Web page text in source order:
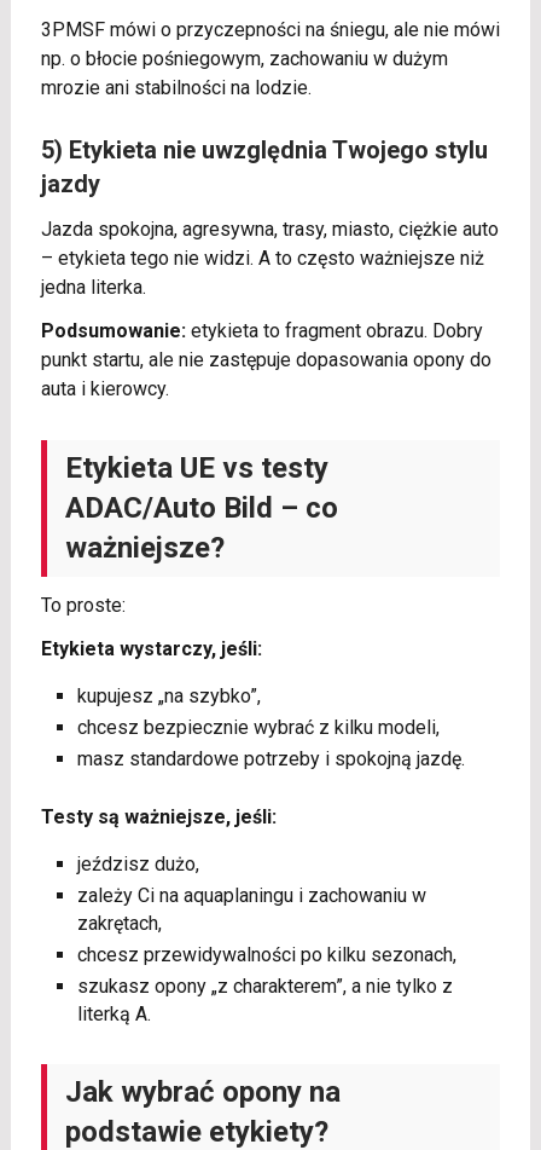
3PMSF mówi o przyczepności na śniegu, ale nie mówi
np. o błocie pośniegowym, zachowaniu w dużym
mrozie ani stabilności na lodzie.
5) Etykieta nie uwzględnia Twojego stylu
jazdy
Jazda spokojna, agresywna, trasy, miasto, ciężkie auto
– etykieta tego nie widzi. A to często ważniejsze niż
jedna literka.
Podsumowanie:etykieta to fragment obrazu. Dobry
punkt startu, ale nie zastępuje dopasowania opony do
auta i kierowcy.
Etykieta UE vs testy
ADAC/Auto Bild – co
ważniejsze?
To proste:
Etykieta wystarczy, jeśli:
kupujesz „na szybko”,
chcesz bezpiecznie wybrać z kilku modeli,
masz standardowe potrzeby i spokojną jazdę.
Testy są ważniejsze, jeśli:
jeździsz dużo,
zależy Ci na aquaplaningu i zachowaniu w
zakrętach,
chcesz przewidywalności po kilku sezonach,
szukasz opony „z charakterem”, a nie tylko z
literką A.
Jak wybrać opony na
podstawie etykiety?